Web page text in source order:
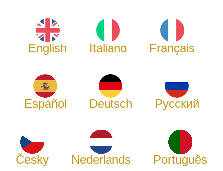
English Italiano Français
Español Deutsch Русский
Česky Nederlands Português